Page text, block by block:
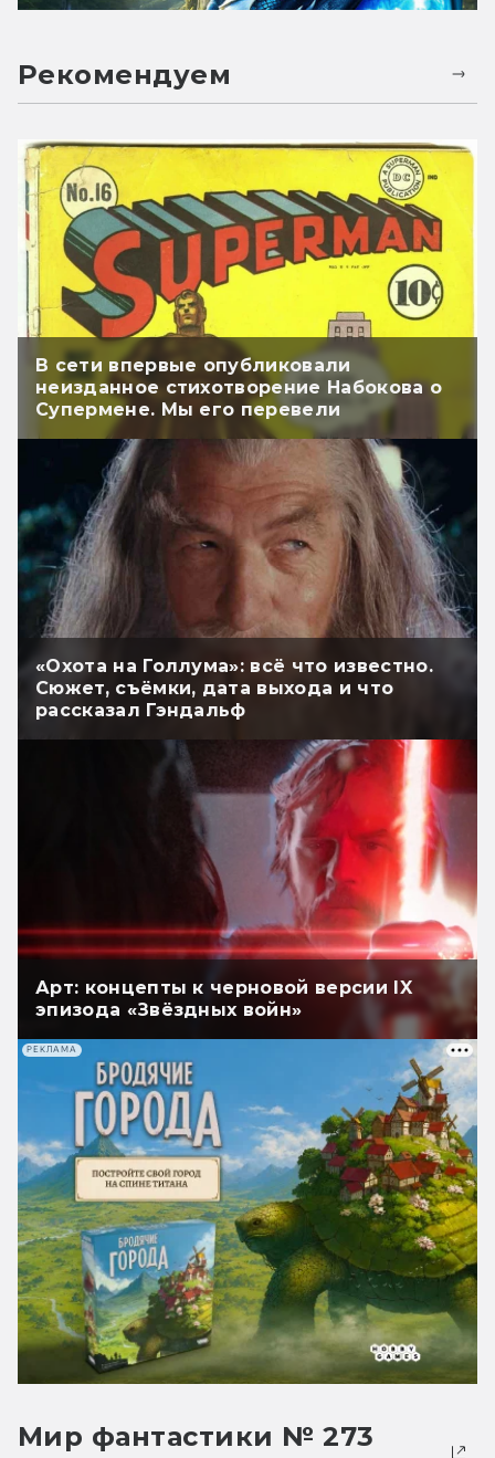
Рекомендуем
В сети впервые опубликовали
неизданное стихотворение Набокова о
Супермене. Мы его перевели
«Охота на Голлума»: всё что известно.
Сюжет, съёмки, дата выхода и что
рассказал Гэндальф
Арт: концепты к черновой версии IX
эпизода «Звёздных войн»
РЕКЛАМА
Мир фантастики № 273